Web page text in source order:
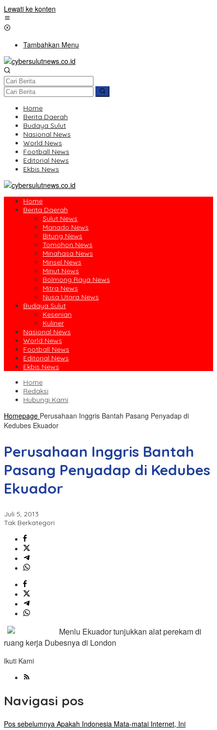
Lewati ke konten
Tambahkan Menu
Home
Berita Daerah
Budaya Sulut
Nasional News
World News
Football News
Editorial News
Ekbis News
Home
Berita Daerah
Sulut News
Manado News
Bitung News
Tomohon News
Minahasa News
Minsel News
Minut News
Bolmong Raya News
Mitra News
Nusa Utara News
Budaya Sulut
Kesenian
Kuliner
Nasional News
World News
Football News
Editorial News
Ekbis News
Home
Redaksi
Hubungi Kami
Homepage Perusahaan Inggris Bantah Pasang Penyadap di
Kedubes Ekuador
Perusahaan Inggris Bantah
Pasang Penyadap di Kedubes
Ekuador
Juli 5, 2013
Tak Berkategori
Menlu Ekuador tunjukkan alat perekam di
ruang kerja Dubesnya di London
Ikuti Kami
Navigasi pos
Pos sebelumnya Apakah Indonesia Mata-matai Internet, Ini